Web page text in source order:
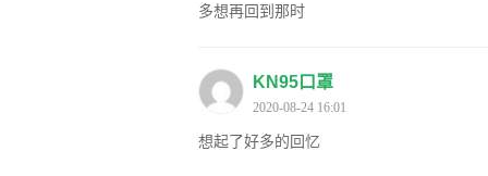
多想再回到那时
KN95口罩
2020-08-24 16:01
想起了好多的回忆